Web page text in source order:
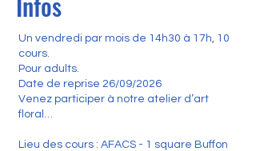
Un vendredi par mois de 14h30 à 17h, 10
cours.
Pour adults.
Date de reprise 26/09/2026
Venez participer à notre atelier d’art
floral…
Lieu des cours : AFACS - 1 square Buffon